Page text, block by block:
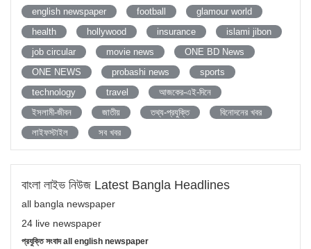
english newspaper
football
glamour world
health
hollywood insurance
islami jibon
job circular
movie news
ONE BD News
ONE NEWS
probashi news
sports
technology
travel
আজকের-এই-দিনে
ইসলামী-জীবন
জাতীয় তথ্য-প্রযুক্তি
বিনোদনের খবর
লাইফস্টাইল
সব খবর
বাংলা লাইভ নিউজ Latest Bangla Headlines
all bangla newspaper
24 live newspaper
প্রযুক্তি সংবাদ all english newspaper